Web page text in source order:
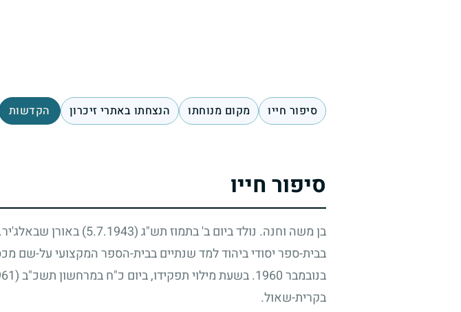
סיפור חייו מקום מנוחתו הנצחתו באתרי זיכרון הקדשות
סיפור חייו
בן משה וחנה. נולד ביום ב' בתמוז תש"ג(5.7.1943) באורן
בבית-ספר יסודי ביהוד למד שנתיים בבית-הספר המקצועי על-שם
בנובמבר1960. בשעת מילוי תפקידו, ביום כ"ח במרחשון תשכ"ב(7.11.1961)
בקרית-שאול.